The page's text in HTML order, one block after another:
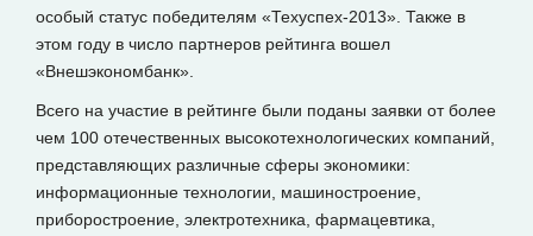
особый статус победителям «Техуспех-2013». Также в
этом году в число партнеров рейтинга вошел
«Внешэкономбанк».
Всего на участие в рейтинге были поданы заявки от более
чем 100 отечественных высокотехнологических компаний,
представляющих различные сферы экономики:
информационные технологии, машиностроение,
приборостроение, электротехника, фармацевтика,